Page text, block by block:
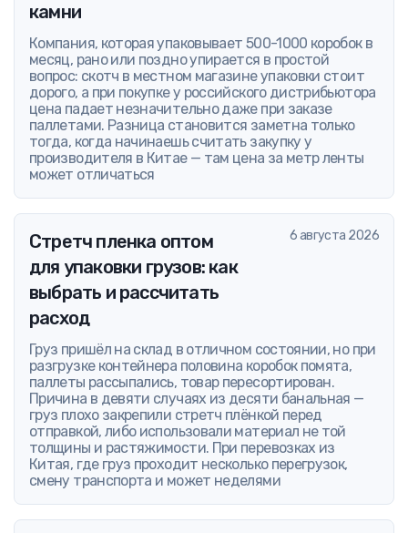
камни
Компания, которая упаковывает 500-1000 коробок в
месяц, рано или поздно упирается в простой
вопрос: скотч в местном магазине упаковки стоит
дорого, а при покупке у российского дистрибьютора
цена падает незначительно даже при заказе
паллетами. Разница становится заметна только
тогда, когда начинаешь считать закупку у
производителя в Китае — там цена за метр ленты
может отличаться
Стретч пленка оптом
для упаковки грузов: как
выбрать и рассчитать
расход
6 августа 2026
Груз пришёл на склад в отличном состоянии, но при
разгрузке контейнера половина коробок помята,
паллеты рассыпались, товар пересортирован.
Причина в девяти случаях из десяти банальная —
груз плохо закрепили стретч плёнкой перед
отправкой, либо использовали материал не той
толщины и растяжимости. При перевозках из
Китая, где груз проходит несколько перегрузок,
смену транспорта и может неделями